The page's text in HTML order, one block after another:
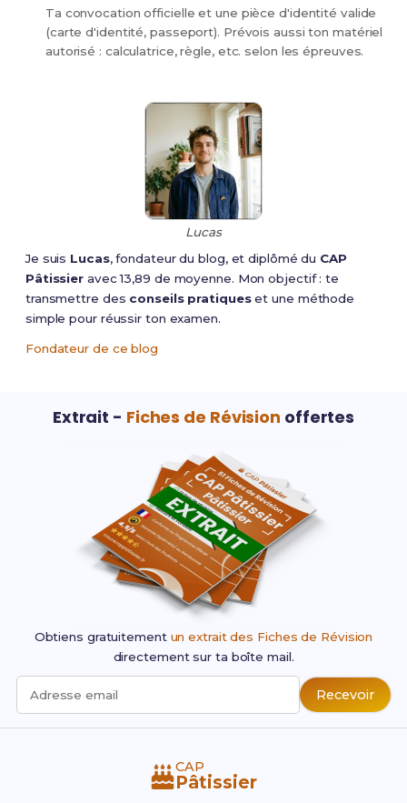
Ta convocation officielle et une pièce d'identité valide
(carte d'identité, passeport). Prévois aussi ton matériel
autorisé : calculatrice, règle, etc. selon les épreuves.
Lucas
Je suis Lucas, fondateur du blog, et diplômé du CAP
Pâtissier avec 13,89 de moyenne. Mon objectif : te
transmettre des conseils pratiqueset une méthode
simple pour réussir ton examen.
Fondateur de ce blog
Extrait - Fiches de Révision offertes
Obtiens gratuitement un extrait des Fiches de Révision
directement sur ta boîte mail.
Adresse email Recevoir
CAP
Pâtissier